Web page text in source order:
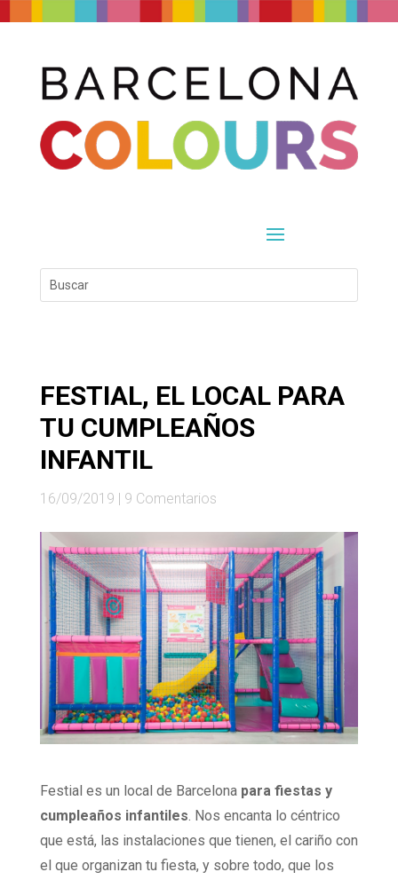
FESTIAL, EL LOCAL PARA
TU CUMPLEAÑOS
INFANTIL
16/09/2019 9 Comentarios
Festial es un local de Barcelona para fiestas y
cumpleaños infantiles. Nos encanta lo céntrico
que está, las instalaciones que tienen, el cariño con
el que organizan tu fiesta, y sobre todo, que los